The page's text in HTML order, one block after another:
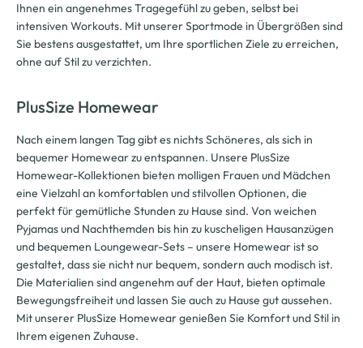
Ihnen ein angenehmes Tragegefühl zu geben, selbst bei
intensiven Workouts. Mit unserer Sportmode in Übergrößen sind
Sie bestens ausgestattet, um Ihre sportlichen Ziele zu erreichen,
ohne auf Stil zu verzichten.
PlusSize Homewear
Nach einem langen Tag gibt es nichts Schöneres, als sich in
bequemer Homewear zu entspannen. Unsere PlusSize
Homewear-Kollektionen bieten molligen Frauen und Mädchen
eine Vielzahl an komfortablen und stilvollen Optionen, die
perfekt für gemütliche Stunden zu Hause sind. Von weichen
Pyjamas und Nachthemden bis hin zu kuscheligen Hausanzügen
und bequemen Loungewear-Sets – unsere Homewear ist so
gestaltet, dass sie nicht nur bequem, sondern auch modisch ist.
Die Materialien sind angenehm auf der Haut, bieten optimale
Bewegungsfreiheit und lassen Sie auch zu Hause gut aussehen.
Mit unserer PlusSize Homewear genießen Sie Komfort und Stil in
Ihrem eigenen Zuhause.